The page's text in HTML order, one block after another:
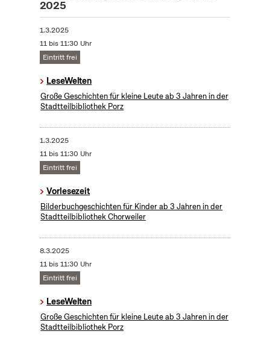
2025
1.3.2025
11 bis 11:30 Uhr
Eintritt frei
LeseWelten
Große Geschichten für kleine Leute ab 3 Jahren in der
Stadtteilbibliothek Porz
1.3.2025
11 bis 11:30 Uhr
Eintritt frei
Vorlesezeit
Bilderbuchgeschichten für Kinder ab 3 Jahren in der
Stadtteilbibliothek Chorweiler
8.3.2025
11 bis 11:30 Uhr
Eintritt frei
LeseWelten
Große Geschichten für kleine Leute ab 3 Jahren in der
Stadtteilbibliothek Porz